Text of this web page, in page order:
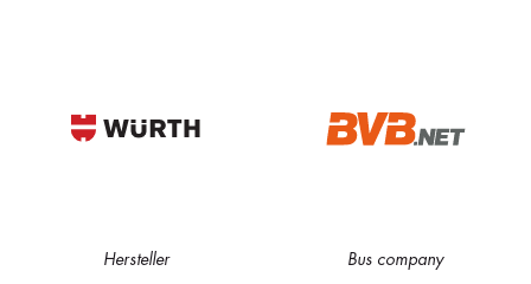
Hersteller Bus company